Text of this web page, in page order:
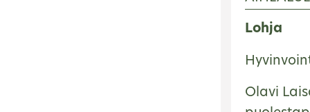
Lohja
Olavi